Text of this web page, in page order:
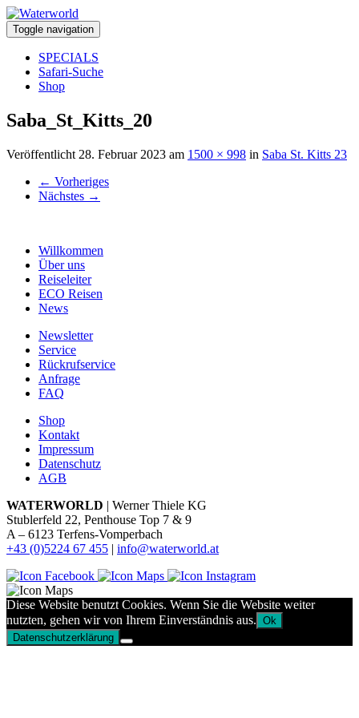
Toggle navigation
SPECIALS
Safari-Suche
Shop
Saba_St_Kitts_20
Veröffentlicht 28. Februar 2023 am 1500 × 998 in Saba St. Kitts 23
← Vorheriges
Nächstes →
Willkommen
Über uns
Reiseleiter
ECO Reisen
News
Newsletter
Service
Rückrufservice
Anfrage
FAQ
Shop
Kontakt
Impressum
Datenschutz
AGB
WATERWORLD | Werner Thiele KG
Stublerfeld 22, Penthouse Top 7 & 9
A – 6123 Terfens-Vomperbach
+43 (0)5224 67 455 | info@waterworld.at
Diese Website benutzt Cookies. Wenn Sie die Website weiter
nutzten, gehen wir von Ihrem Einverständnis aus. Ok
Datenschutzerklärung